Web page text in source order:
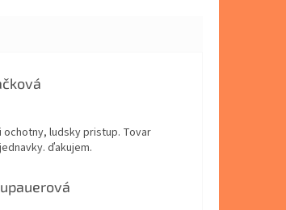
je 5 z 5 hviezdičiek.
ochotny, ludsky pristup. Tovar
ďakujem.
je 5 z 5 hviezdičiek.